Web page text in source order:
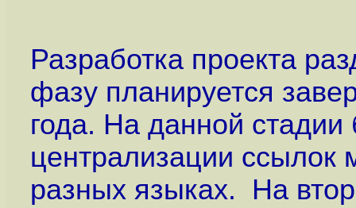
Разработка проекта
фазу планируется
года. На данной стадии
централизации ссылок
разных языках. На